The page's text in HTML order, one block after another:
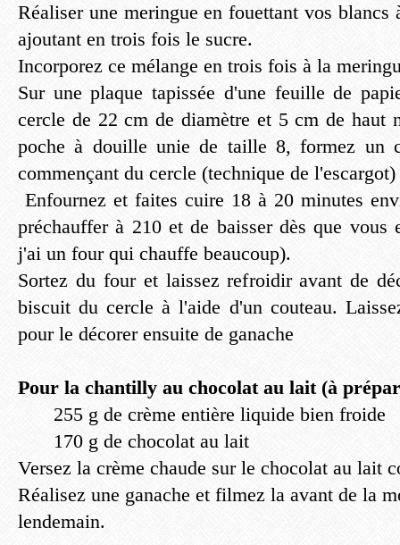
Réaliser une meringue en fouettant vos blancs
ajoutant en trois fois le sucre.
Incorporez ce mélange en trois fois à la
Sur une plaque tapissée d'une feuille de
cercle de 22 cm de diamètre et 5 cm de haut
poche à douille unie de taille 8, formez un
commençant du cercle (technique de l'escargot)
Enfournez et faites cuire 18 à 20 minutes
préchauffer à 210 et de baisser dès que vous
j'ai un four qui chauffe beaucoup).
Sortez du four et laissez refroidir avant de
biscuit du cercle à l'aide d'un couteau.
pour le décorer ensuite de ganache
Pour la chantilly au chocolat au lait (à
255 g de crème entière liquide bien froide
170 g de chocolat au lait
Versez la crème chaude sur le chocolat au lait
Réalisez une ganache et filmez la avant de la
lendemain.